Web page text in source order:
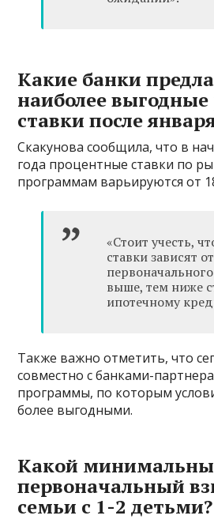
Какие банки
наиболее
ставки после
Скакунова сообщила, что в
года процентные ставки по
программам варьируются от
«Стоит учесть,
ставки зависят
выше, тем ниже
ипотечному
Также важно отметить, что
совместно с банками-
программы, по которым
более выгодными.
Какой
первоначальный
семьи с 1-2 детьми?